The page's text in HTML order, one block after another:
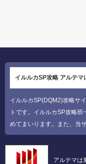
イルルカSP攻略 アルテマ
イルルカSP(DQM2)攻略サ
トです。イルルカSP攻略
めてまいります。また、当
アルテマは